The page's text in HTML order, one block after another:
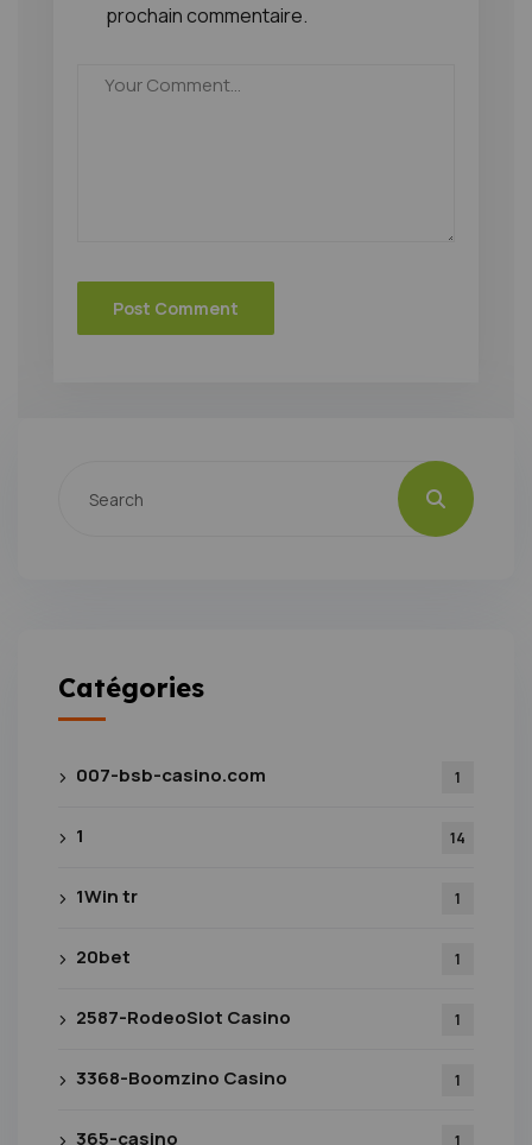
prochain commentaire.
Catégories
007-bsb-casino.com 1
1 14
1Win tr 1
20bet 1
2587-RodeoSlot Casino 1
3368-Boomzino Casino 1
365-casino